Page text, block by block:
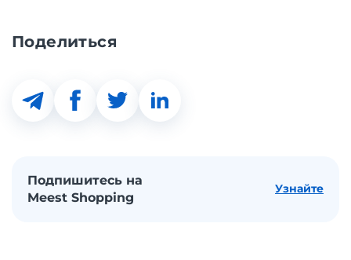
Поделиться
Подпишитесь на
Meest Shopping
Узнайте